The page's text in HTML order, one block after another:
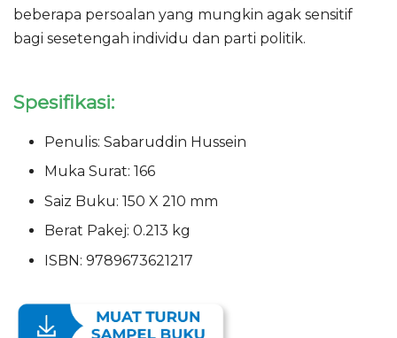
beberapa persoalan yang mungkin agak sensitif
bagi sesetengah individu dan parti politik.
Spesifikasi:
Penulis: Sabaruddin Hussein
Muka Surat: 166
Saiz Buku: 150 X 210 mm
Berat Pakej: 0.213 kg
ISBN: 9789673621217